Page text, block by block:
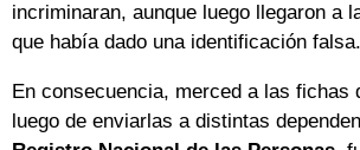
incriminaran, aunque luego llegaron a
que había dado una identificación falsa.
En consecuencia, merced a las fichas
luego de enviarlas a distintas